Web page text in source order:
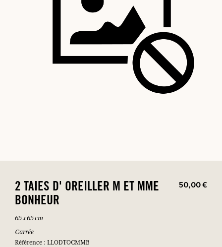
2 TAIES D' OREILLER M ET MME
BONHEUR
50,00 €
65 x 65 cm
Carrée
Référence : LLODTOCMMB